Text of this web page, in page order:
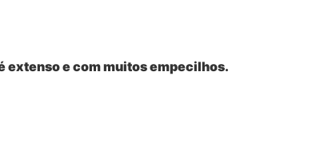
extenso e com muitos empecilhos.